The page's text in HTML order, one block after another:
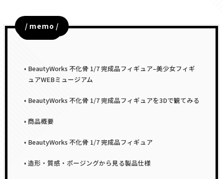
目次
BeautyWorks 不化骨 1/7 完成品フィギュア–美少女フィギ
ュアWEBミュージアム
BeautyWorks 不化骨 1/7 完成品フィギュアを3Dで観てみる
商品概要
BeautyWorks 不化骨 1/7 完成品フィギュア
造形・質感・ポージングから見る製品仕様
/ memo /